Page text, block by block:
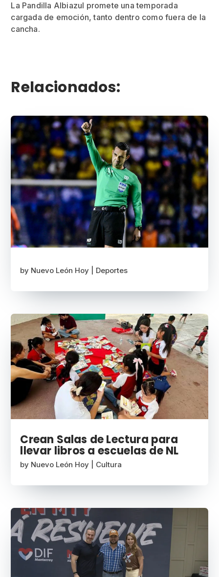
La Pandilla Albiazul promete una temporada
cargada de emoción, tanto dentro como fuera de la
cancha.
Relacionados:
by Nuevo León Hoy Deportes
Crean Salas de Lectura para
llevar libros a escuelas de NL
by Nuevo León Hoy Cultura